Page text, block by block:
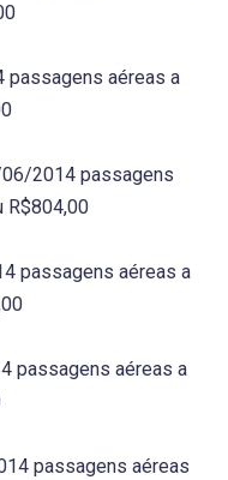
aéreas a
2014 passagens
R$804,00
passagens aéreas a
passagens aéreas a
passagens aéreas